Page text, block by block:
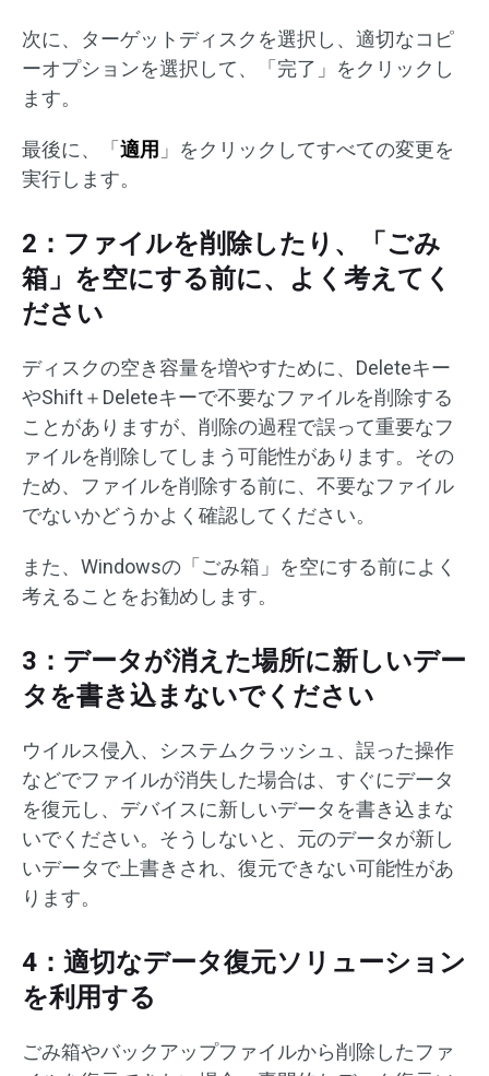
次に、ターゲットディスクを選択し、適切なコピ
ーオプションを選択して、「完了」をクリックし
ます。
最後に、「適用 」をクリックしてすべての変更を
実行します。
2：ファイルを削除したり、「ごみ
箱」を空にする前に、よく考えてく
ださい
ディスクの空き容量を増やすために、Deleteキー
やShift＋Deleteキーで不要なファイルを削除する
ことがありますが、削除の過程で誤って重要なフ
ァイルを削除してしまう可能性があります。その
ため、ファイルを削除する前に、不要なファイル
でないかどうかよく確認してください。
また、Windowsの「ごみ箱」を空にする前によく
考えることをお勧めします。
3：データが消えた場所に新しいデー
タを書き込まないでください
ウイルス侵入、システムクラッシュ、誤った操作
などでファイルが消失した場合は、すぐにデータ
を復元し、デバイスに新しいデータを書き込まな
いでください。そうしないと、元のデータが新し
いデータで上書きされ、復元できない可能性があ
ります。
4：適切なデータ復元ソリューション
を利用する
ごみ箱やバックアップファイルから削除したファ